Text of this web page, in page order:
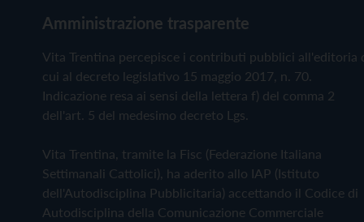
Amministrazione trasparente
Vita Trentina percepisce i contributi pubblici all'editoria
cui al decreto legislativo 15 maggio 2017, n. 70.
Indicazione resa ai sensi della lettera f) del comma 2
dell'art. 5 del medesimo decreto Lgs.
Vita Trentina, tramite la Fisc (Federazione Italiana
Settimanali Cattolici), ha aderito allo IAP (Istituto
dell'Autodisciplina Pubblicitaria) accettando il Codice di
Autodisciplina della Comunicazione Commerciale